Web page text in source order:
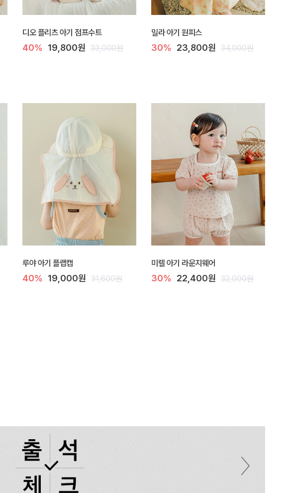
디오 플리츠 아기 점프수트
40% 19,800원 33,000원
밀라 아기 원피스
30% 23,800원 34,000원
루야 아기 플랩캡
40% 19,000원 31,600원
미렐 아기 라운지웨어
30% 22,400원 32,000원